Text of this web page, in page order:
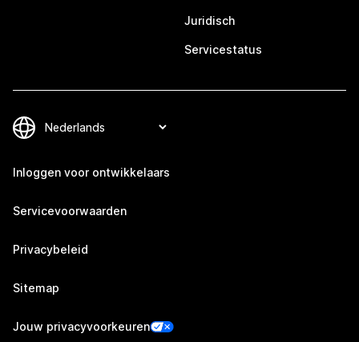
Juridisch
Servicestatus
Inloggen voor ontwikkelaars
Servicevoorwaarden
Privacybeleid
Sitemap
Jouw privacyvoorkeuren